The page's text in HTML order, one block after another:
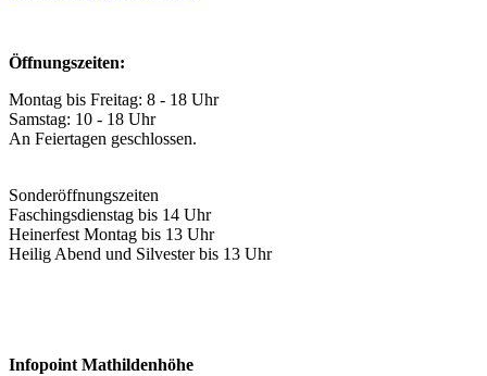
Öffnungszeiten:
Montag bis Freitag: 8 - 18 Uhr
Samstag: 10 - 18 Uhr
An Feiertagen geschlossen.
Sonderöffnungszeiten
Faschingsdienstag bis 14 Uhr
Heinerfest Montag bis 13 Uhr
Heilig Abend und Silvester bis 13 Uhr
Infopoint Mathildenhöhe